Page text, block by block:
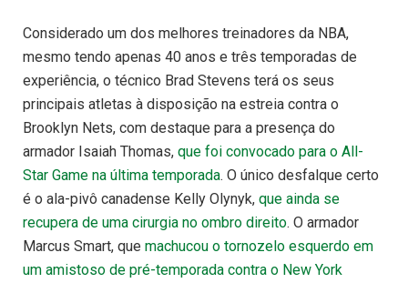
Considerado um dos melhores treinadores da NBA,
mesmo tendo apenas 40 anos e três temporadas de
experiência, o técnico Brad Stevens terá os seus
principais atletas à disposição na estreia contra o
Brooklyn Nets, com destaque para a presença do
armador Isaiah Thomas, que foi convocado para o All-
Star Game na última temporada. O único desfalque certo
é o ala-pivô canadense Kelly Olynyk, que ainda se
recupera de uma cirurgia no ombro direito. O armador
Marcus Smart, que machucou o tornozelo esquerdo em
um amistoso de pré-temporada contra o New York